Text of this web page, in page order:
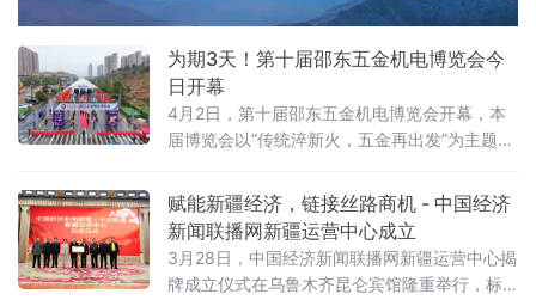
为期3天！第十届邵东五金机电博览会今
日开幕
4月2日，第十届邵东五金机电博览会开幕，本
届博览会以“传统淬新火，五金再出发”为主题，
堂，集中展示五金机电行业的创新成果与发展
趋势，进一步擦亮“邵东五金”金字招牌，推动产
业高质量发展。
赋能新疆经济，链接丝路商机 - 中国经济
新闻联播网新疆运营中心成立
3月28日，中国经济新闻联播网新疆运营中心揭
牌成立仪式在乌鲁木齐昆仑宾馆隆重举行，标